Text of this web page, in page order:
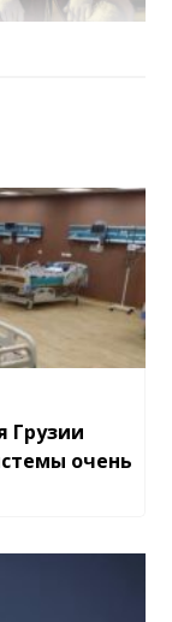
Грузии
очень